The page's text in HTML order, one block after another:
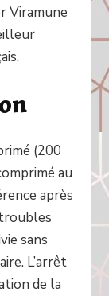
Viramune
(200
au
après
sans
L’arrêt
de la